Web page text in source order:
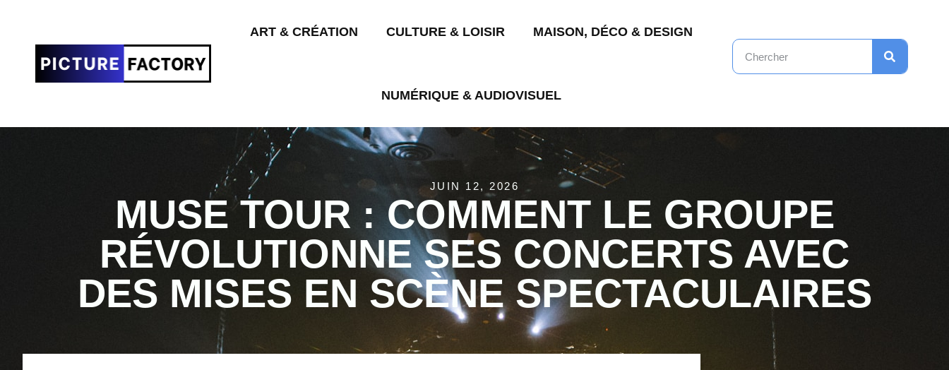
ART & CRÉATION CULTURE & LOISIR MAISON, DÉCO & DESIGN
NUMÉRIQUE & AUDIOVISUEL
JUIN 12, 2026
MUSE TOUR : COMMENT LE GROUPE
RÉVOLUTIONNE SES CONCERTS AVEC
DES MISES EN SCÈNE SPECTACULAIRES